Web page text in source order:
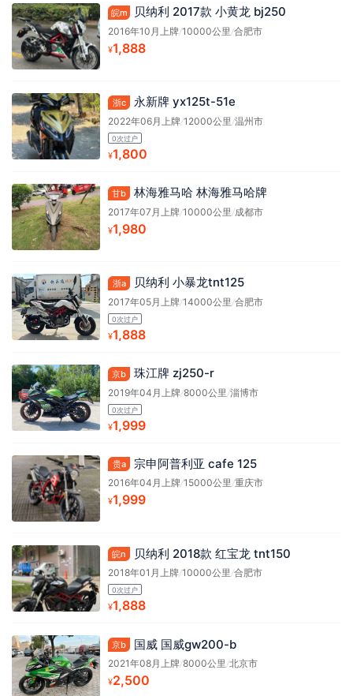
皖m 贝纳利 2017款 小黄龙 bj250
2016年10月上牌/10000公里 /合肥市
¥1,888
浙c 永新牌 yx125t-51e
2022年06月上牌/12000公里 /温州市
0次过户
¥1,800
甘b 林海雅马哈 林海雅马哈牌
2017年07月上牌/10000公里 /成都市
¥1,980
浙a 贝纳利 小暴龙tnt125
2017年05月上牌/14000公里 /合肥市
0次过户
¥1,888
京b 珠江牌 zj250-r
2019年04月上牌/8000公里 /淄博市
0次过户
¥1,999
贵a 宗申阿普利亚 cafe 125
2016年04月上牌/15000公里/重庆市
¥1,999
皖n 贝纳利 2018款 红宝龙 tnt150
2018年01月上牌/10000公里/合肥市
0次过户
¥1,888
京b 国威 国威gw200-b
2021年08月上牌/8000公里/北京市
¥2,500